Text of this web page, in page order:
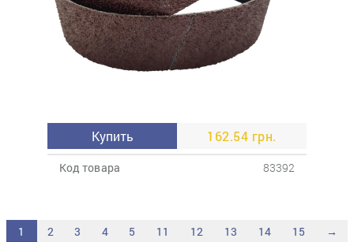
Купить 162.54 грн.
Код товара 83392
1 2 3 4 5 11 12 13 14 15 →